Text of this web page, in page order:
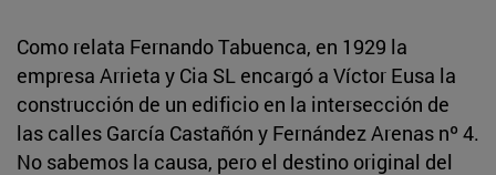
Como relata Fernando Tabuenca, en 1929 la
empresa Arrieta y Cia SL encargó a Víctor Eusa la
construcción de un edificio en la intersección de
las calles García Castañón y Fernández Arenas nº 4.
No sabemos la causa, pero el destino original del